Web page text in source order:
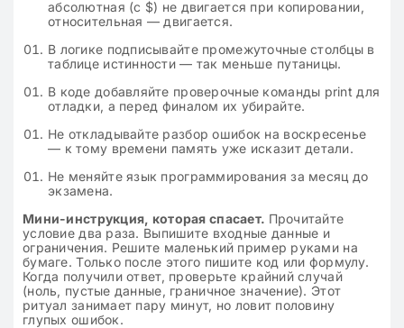
абсолютная (с $) не двигается при копировании,
относительная — двигается.
В логике подписывайте промежуточные столбцы в
таблице истинности — так меньше путаницы.
В коде добавляйте проверочные команды print для
отладки, а перед финалом их убирайте.
Не откладывайте разбор ошибок на воскресенье
— к тому времени память уже исказит детали.
Не меняйте язык программирования за месяц до
экзамена.
Мини-инструкция, которая спасает. Прочитайте
условие два раза. Выпишите входные данные и
ограничения. Решите маленький пример руками на
бумаге. Только после этого пишите код или формулу.
Когда получили ответ, проверьте крайний случай
(ноль, пустые данные, граничное значение). Этот
ритуал занимает пару минут, но ловит половину
глупых ошибок.